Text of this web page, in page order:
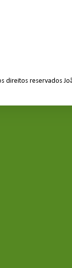
direitos reservados